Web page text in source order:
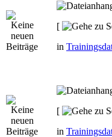
[
in
[
in